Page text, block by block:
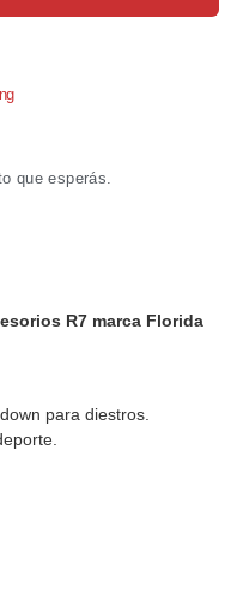
que esperás.
R7 marca Florida
para diestros.